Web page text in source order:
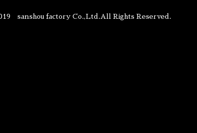
sanshou factory Co.,Ltd.All Rights Reserved.